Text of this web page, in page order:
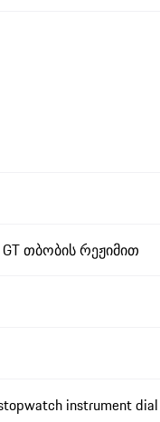
თბობის რეჟიმით
instrument dial